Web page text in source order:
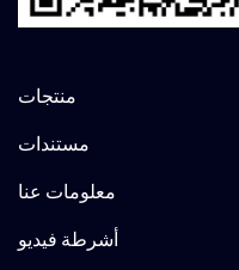
منتجات
مستندات
معلومات عنا
أشرطة فيديو